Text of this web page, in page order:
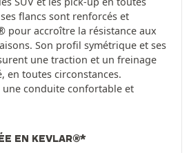
flancs sont renforcés et
pour accroître la résistance aux
Son profil symétrique et ses
une traction et un freinage
en toutes circonstances.
conduite confortable et
EN KEVLAR®*